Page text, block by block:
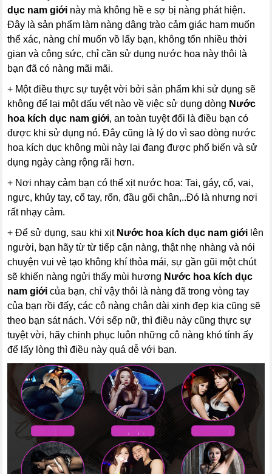
dục nam giới này mà không hề e sợ bị nàng phát hiện.
Đây là sản phẩm làm nàng dâng trào cảm giác ham muốn
thể xác, nàng chỉ muốn vồ lấy bạn, không tốn nhiều thời
gian và công sức, chỉ cần sử dụng nước hoa này thôi là
bạn đã có nàng mãi mãi.
+ Một điều thực sự tuyệt vời bởi sản phẩm khi sử dụng sẽ
không để lại một dấu vết nào về việc sử dụng dòng Nước
hoa kích dục nam giới, an toàn tuyệt đối là điều bạn có
được khi sử dụng nó. Đây cũng là lý do vì sao dòng nước
hoa kích dục không mùi này lại đang được phổ biến và sử
dụng ngày càng rộng rãi hơn.
+ Nơi nhạy cảm bạn có thể xịt nước hoa: Tai, gáy, cổ, vai,
ngực, khủy tay, cổ tay, rốn, đầu gối chân,..Đó là nhưng nơi
rất nhạy cảm.
+ Để sử dụng, sau khi xịt Nước hoa kích dục nam giới lên
người, bạn hãy từ từ tiếp cận nàng, thật nhẹ nhàng và nói
chuyện vui vẻ tạo không khí thỏa mái, sự gần gũi một chút
sẽ khiến nàng ngửi thấy mùi hương Nước hoa kích dục
nam giới của bạn, chỉ vậy thôi là nàng đã trong vòng tay
của bạn rồi đấy, các cô nàng chân dài xinh đẹp kia cũng sẽ
theo bạn sát nách. Với sếp nữ, thì điều này cũng thực sự
tuyệt vời, hãy chinh phục luôn những cô nàng khó tính ấy
để lấy lòng thì điều này quá dễ với bạn.